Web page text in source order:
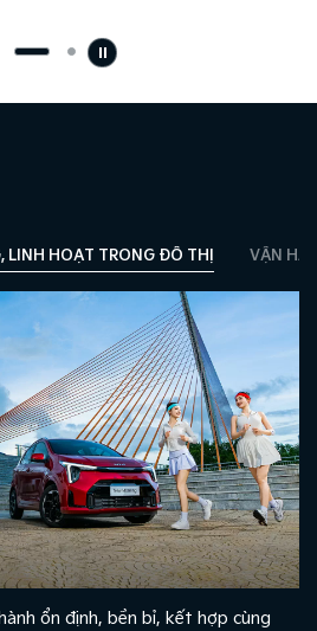
LINH HOẠT TRONG ĐÔ THỊ VẬN
ổn định, bền bỉ, kết hợp cùng